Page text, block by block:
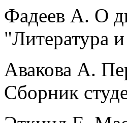
Фадеев А. О
"Литература
Авакова А.
Сборник